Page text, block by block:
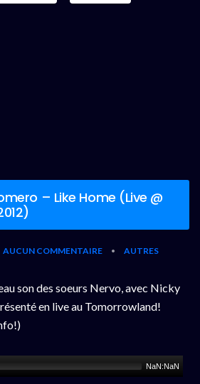
– Like Home (Live @
AUCUN COMMENTAIRE • AUTRES
son des soeurs Nervo, avec Nicky
en live au Tomorrowland!
NaN:NaN